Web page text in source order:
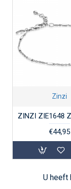
Zinzi
€44,95
U heeft